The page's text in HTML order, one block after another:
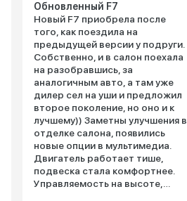
Обновленный F7
Новый F7 приобрела после
того, как поездила на
предыдущей версии у подруги.
Собственно, и в салон поехала
на разобравшись, за
аналогичным авто, а там уже
дилер сел на уши и предложил
второе поколение, но оно и к
лучшему)) Заметны улучшения в
отделке салона, появились
новые опции в мультимедиа.
Двигатель работает тише,
подвеска стала комфортнее.
Управляемость на высоте,